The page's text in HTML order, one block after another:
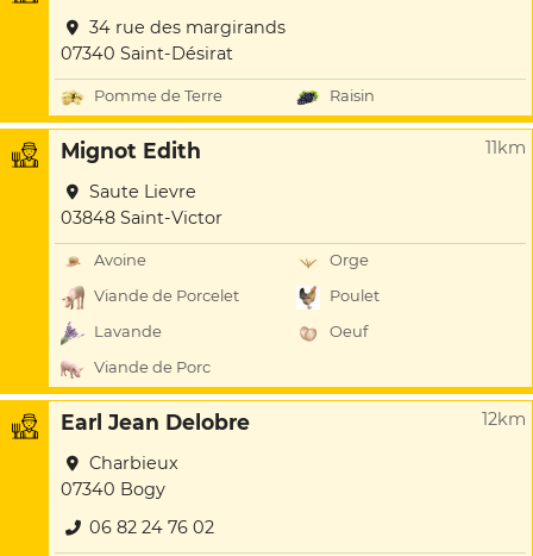
34 rue des margirands
07340 Saint-Désirat
Pomme de Terre Raisin
Mignot Edith 11km
Saute Lievre
03848 Saint-Victor
Avoine
Orge
Viande de Porcelet
Poulet
Lavande
Oeuf
Viande de Porc
Earl Jean Delobre 12km
Charbieux
07340 Bogy
06 82 24 76 02